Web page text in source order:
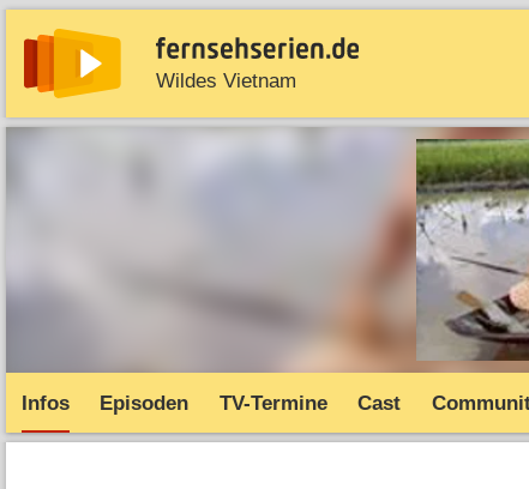
Wildes Vietnam
News Entdecken Streaming
Infos Episoden TV-Termine Cast